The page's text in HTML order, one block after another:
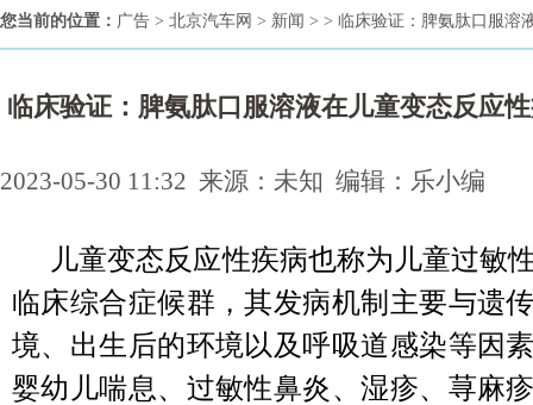
您当前的位置： 广告 > 北京汽车网 > 新闻 > > 临床验证：脾氨肽口服溶
临床验证：脾氨肽口服溶液在儿童变态反应
2023-05-30 11:32 来源：未知 编辑：乐小编
儿童变态反应性疾病也称为儿童过敏
临床综合症候群，其发病机制主要与遗
境、出生后的环境以及呼吸道感染等因
婴幼儿喘息、过敏性鼻炎、湿疹、荨麻